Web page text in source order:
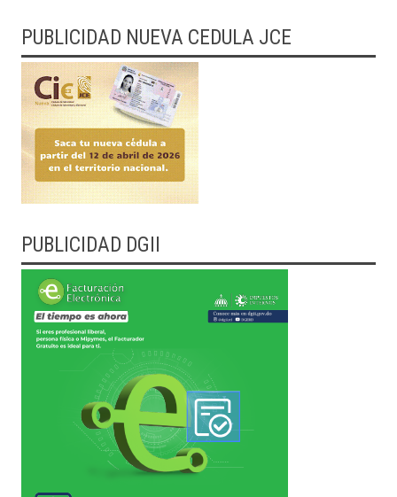
PUBLICIDAD NUEVA CEDULA JCE
PUBLICIDAD DGII